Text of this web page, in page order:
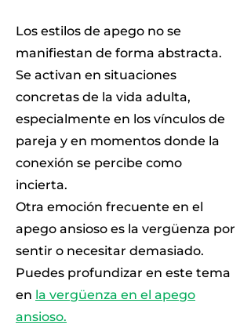
Los estilos de apego no se
manifiestan de forma abstracta.
Se activan en situaciones
concretas de la vida adulta,
especialmente en los vínculos de
pareja y en momentos donde la
conexión se percibe como
incierta.
Otra emoción frecuente en el
apego ansioso es la vergüenza por
sentir o necesitar demasiado.
Puedes profundizar en este tema
en la vergüenza en el apego
ansioso.